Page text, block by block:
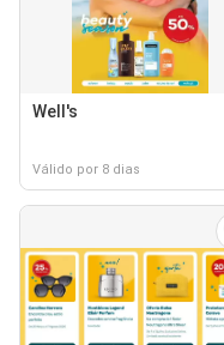
Well's
Válido por 8 dias